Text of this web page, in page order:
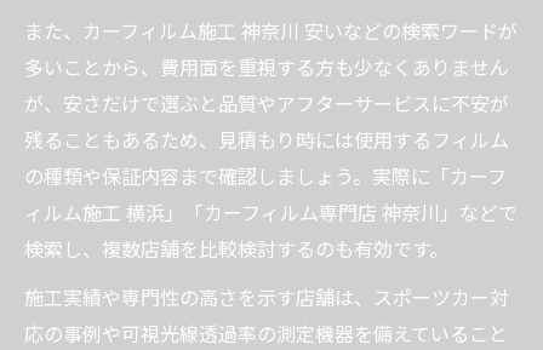
カーフィルムの見た目と実用性を両立させ
る選び方
違反にならないカーフィルム施工のポイン
ト
カーフィルム施工 横浜での最新基準を解説
神奈川県横浜市で実現する安心のカーフィルム
また、カーフィルム施工 神奈川 安いなどの検索ワードが
多いことから、費用面を重視する方も少なくありません
が、安さだけで選ぶと品質やアフターサービスに不安が
残ることもあるため、見積もり時には使用するフィルム
の種類や保証内容まで確認しましょう。実際に「カーフ
ィルム施工 横浜」「カーフィルム専門店 神奈川」などで
検索し、複数店舗を比較検討するのも有効です。
施工実績や専門性の高さを示す店舗は、スポーツカー対
応の事例や可視光線透過率の測定機器を備えていること